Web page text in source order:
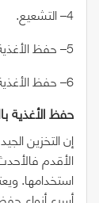
4– التشعيع.
5– حفظ
6– حفظ
حفظ‭ ‬الأغذية‭ ‬بالتبريد‭ ‬والتجميد
إن التخزين
الأقدم
استخدامها.